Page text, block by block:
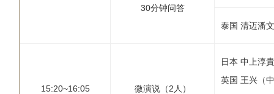
30分钟问答
泰国 清迈潘
15:20~16:05 微演说（2人）
日本 中上淳
英国 王兴（